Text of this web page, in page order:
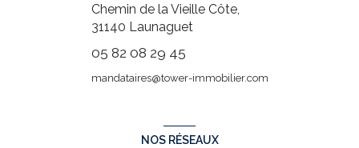
Chemin de la Vieille Côte,
31140 Launaguet
05 82 08 29 45
mandataires@tower-immobilier.com
NOS RÉSEAUX